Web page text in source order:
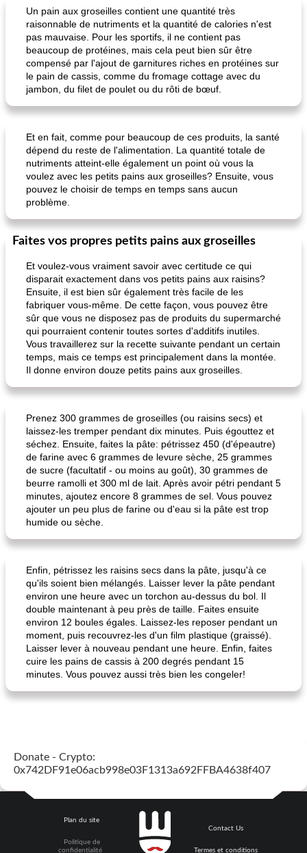
pois chiches rôtis aux épices amandes au cheddar rôti
Un pain aux groseilles contient une quantité très
raisonnable de nutriments et la quantité de calories n'est
pas mauvaise. Pour les sportifs, il ne contient pas
beaucoup de protéines, mais cela peut bien sûr être
compensé par l'ajout de garnitures riches en protéines sur
le pain de cassis, comme du fromage cottage avec du
jambon, du filet de poulet ou du rôti de bœuf.
Et en fait, comme pour beaucoup de ces produits, la santé
dépend du reste de l'alimentation. La quantité totale de
nutriments atteint-elle également un point où vous la
voulez avec les petits pains aux groseilles? Ensuite, vous
pouvez le choisir de temps en temps sans aucun
problème.
Faites vos propres petits pains aux groseilles
Et voulez-vous vraiment savoir avec certitude ce qui
disparait exactement dans vos petits pains aux raisins?
Ensuite, il est bien sûr également très facile de les
fabriquer vous-même. De cette façon, vous pouvez être
sûr que vous ne disposez pas de produits du supermarché
qui pourraient contenir toutes sortes d'additifs inutiles.
Vous travaillerez sur la recette suivante pendant un certain
temps, mais ce temps est principalement dans la montée.
Il donne environ douze petits pains aux groseilles.
Prenez 300 grammes de groseilles (ou raisins secs) et
laissez-les tremper pendant dix minutes. Puis égouttez et
séchez. Ensuite, faites la pâte: pétrissez 450 (d'épeautre)
de farine avec 6 grammes de levure sèche, 25 grammes
de sucre (facultatif - ou moins au goût), 30 grammes de
beurre ramolli et 300 ml de lait. Après avoir pétri pendant 5
minutes, ajoutez encore 8 grammes de sel. Vous pouvez
ajouter un peu plus de farine ou d'eau si la pâte est trop
humide ou sèche.
Enfin, pétrissez les raisins secs dans la pâte, jusqu'à ce
qu'ils soient bien mélangés. Laisser lever la pâte pendant
environ une heure avec un torchon au-dessus du bol. Il
double maintenant à peu près de taille. Faites ensuite
environ 12 boules égales. Laissez-les reposer pendant un
moment, puis recouvrez-les d'un film plastique (graissé).
Laisser lever à nouveau pendant une heure. Enfin, faites
cuire les pains de cassis à 200 degrés pendant 15
minutes. Vous pouvez aussi très bien les congeler!
Donate - Crypto:
0x742DF91e06acb998e03F1313a692FFBA4638f407
Plan du site
Politique de
confidentialité
Contact Us
Termes et conditions